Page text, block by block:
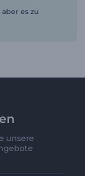
es zu
unsere